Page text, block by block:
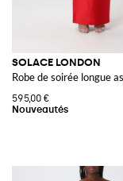
SOLACE LONDON
Robe de soirée longue
595,00 €